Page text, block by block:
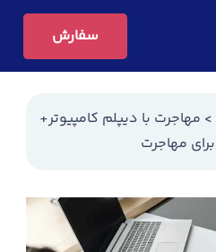
سفارش
> مهاجرت با دیپلم کامپیوتر+